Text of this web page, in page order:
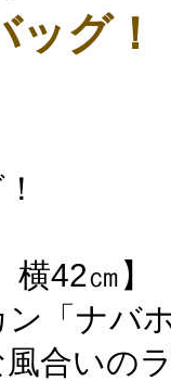
グ！
42㎝】
「ナバ
合いの